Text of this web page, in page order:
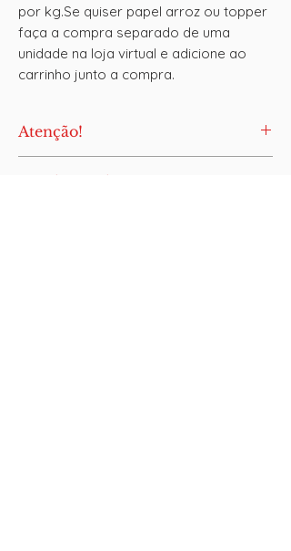
por kg.Se quiser papel arroz ou topper
faça a compra separado de uma
unidade na loja virtual e adicione ao
carrinho junto a compra.
Atenção!